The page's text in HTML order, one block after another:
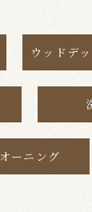
ウッドデ
オーニング